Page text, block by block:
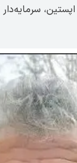
سرمایه‌دار